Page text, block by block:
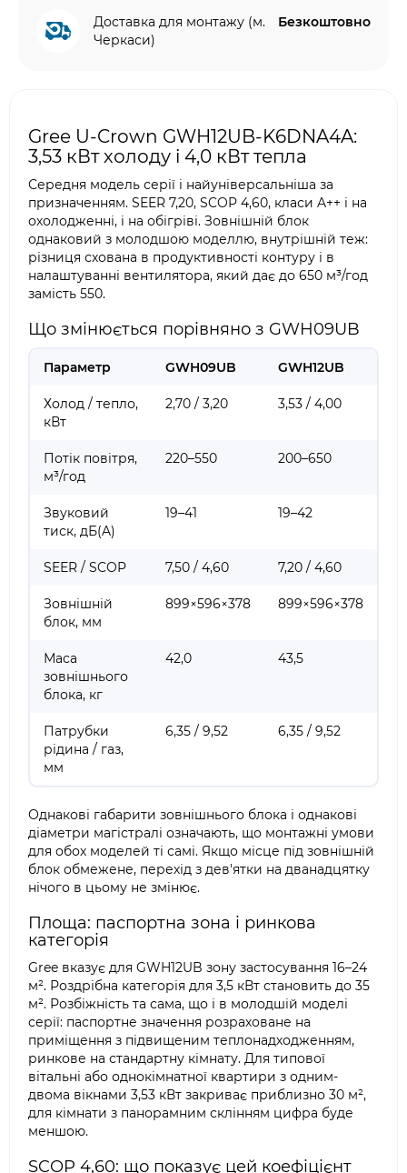
Доставка для монтажу (м.
Черкаси)
Безкоштовно
Gree U-Crown GWH12UB-K6DNA4A:
3,53 кВт холоду і 4,0 кВт тепла
Середня модель серії і найуніверсальніша за
призначенням. SEER 7,20, SCOP 4,60, класи A++ і на
охолодженні, і на обігріві. Зовнішній блок
однаковий з молодшою моделлю, внутрішній теж:
різниця схована в продуктивності контуру і в
налаштуванні вентилятора, який дає до 650 м³/год
замість 550.
Що змінюється порівняно з GWH09UB
Параметр GWH09UB GWH12UB
Холод / тепло,
кВт
2,70 / 3,20 3,53 / 4,00
Потік повітря,
м³/год
220–550 200–650
Звуковий
тиск, дБ(A)
19–41 19–42
SEER / SCOP 7,50 / 4,60 7,20 / 4,60
Зовнішній
блок, мм
899×596×378 899×596×378
Маса
зовнішнього
блока, кг
42,0 43,5
Патрубки
рідина / газ,
мм
6,35 / 9,52 6,35 / 9,52
Однакові габарити зовнішнього блока і однакові
діаметри магістралі означають, що монтажні умови
для обох моделей ті самі. Якщо місце під зовнішній
блок обмежене, перехід з дев'ятки на дванадцятку
нічого в цьому не змінює.
Площа: паспортна зона і ринкова
категорія
Gree вказує для GWH12UB зону застосування 16–24
м². Роздрібна категорія для 3,5 кВт становить до 35
м². Розбіжність та сама, що і в молодшій моделі
серії: паспортне значення розраховане на
приміщення з підвищеним теплонадходженням,
ринкове на стандартну кімнату. Для типової
вітальні або однокімнатної квартири з одним-
двома вікнами 3,53 кВт закриває приблизно 30 м²,
для кімнати з панорамним склінням цифра буде
меншою.
SCOP 4,60: що показує цей коефіцієнт